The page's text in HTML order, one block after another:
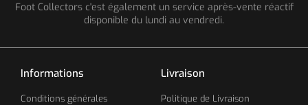
Foot Collectors c'est également un service après-vente réactif
disponible du lundi au vendredi.
Informations
Conditions générales
Livraison
Politique de Livraison